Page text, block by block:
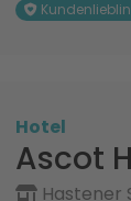
Hotel
Ascot
Hastener